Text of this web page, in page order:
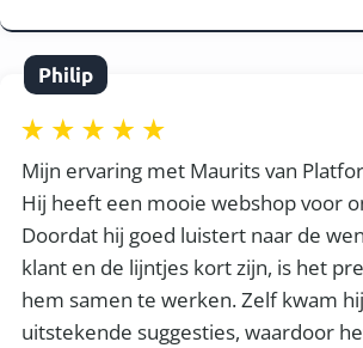
Philip
Mijn ervaring met Maurits van
Hij heeft een mooie webshop voor
Doordat hij goed luistert naar de
klant en de lijntjes kort zijn, is het
hem samen te werken. Zelf kwam
uitstekende suggesties, waardoor